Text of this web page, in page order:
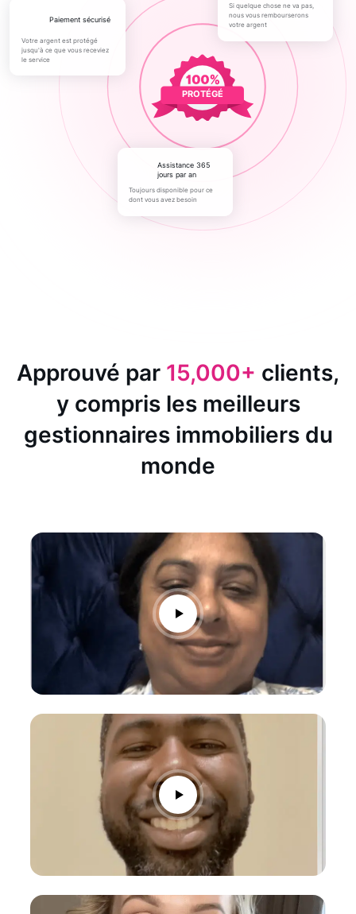
PROTÉGÉ
paiement sécurisé
Votre argent est protégé
jusqu'à ce que vous receviez
le service
Si quelque chose ne va pas,
nous vous rembourserons
votre argent
Assistance 365
jours par an
Toujours disponible pour ce
dont vous avez besoin
Approuvé par 15,000+ clients,
y compris les meilleurs
gestionnaires immobiliers du
monde